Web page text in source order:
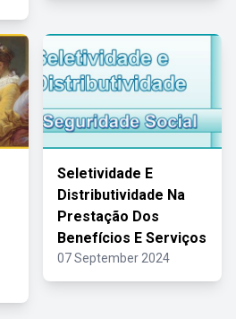
Seletividade E
Distributividade Na
Prestação Dos
Benefícios E Serviços
07 September 2024